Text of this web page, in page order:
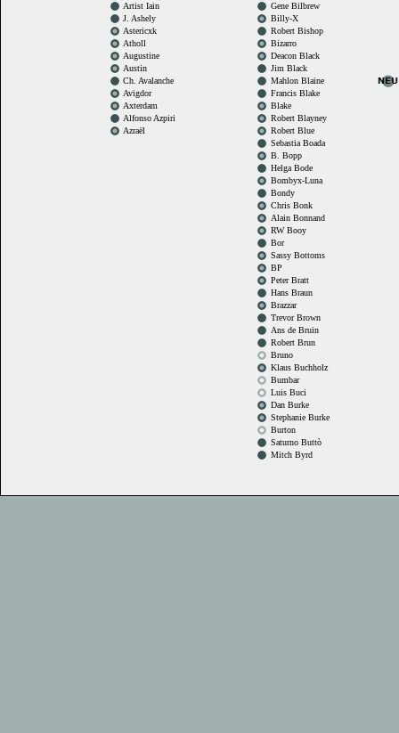
Artist Iain
J. Ashely
Astericxk
Atholl
Augustine
Austin
Ch. Avalanche
Avigdor
Axterdam
Alfonso Azpiri
Azraël
Gene Bilbrew
Billy-X
Robert Bishop
Bizarro
Deacon Black
Jim Black
Mahlon Blaine
Francis Blake
Blake
Robert Blayney
Robert Blue
Sebastia Boada
B. Bopp
Helga Bode
Bombyx-Luna
Bondy
Chris Bonk
Alain Bonnand
RW Booy
Bor
Sassy Bottoms
BP
Peter Bratt
Hans Braun
Brazzar
Trevor Brown
Ans de Bruin
Robert Brun
Bruno
Klaus Buchholz
Bumbar
Luis Buci
Dan Burke
Stephanie Burke
Burton
Saturno Buttò
Mitch Byrd